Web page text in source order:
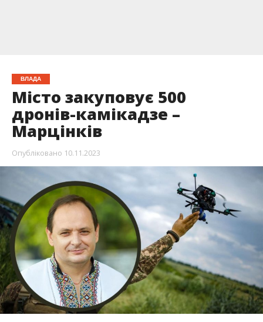
ВЛАДА
Місто закуповує 500
дронів-камікадзе –
Марцінків
Опубліковано 10.11.2023